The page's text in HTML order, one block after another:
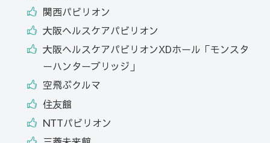
関西パビリオン
大阪ヘルスケアパビリオン
大阪ヘルスケアパビリオンXDホール「モンスタ
ーハンターブリッジ」
空飛ぶクルマ
住友館
NTTパビリオン